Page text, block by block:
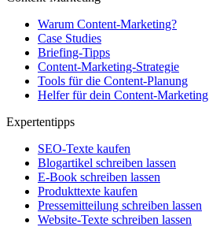
Warum Content-Marketing?
Case Studies
Briefing-Tipps
Content-Marketing-Strategie
Tools für die Content-Planung
Helfer für dein Content-Marketing
Expertentipps
SEO-Texte kaufen
Blogartikel schreiben lassen
E-Book schreiben lassen
Produkttexte kaufen
Pressemitteilung schreiben lassen
Website-Texte schreiben lassen